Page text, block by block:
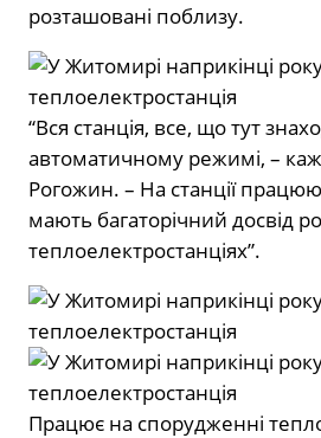
розташовані поблизу.
“Вся станція, все, що тут
автоматичному режимі, –
Рогожин. – На станції
мають багаторічний досвід
теплоелектростанціях”.
Працює на спорудженні